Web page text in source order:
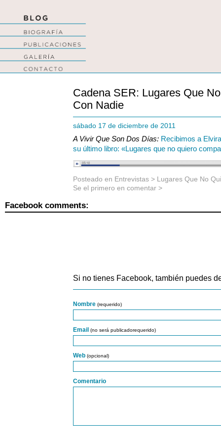
Cadena SER: Lugares Que
Con Nadie
sábado 17 de diciembre de 2011
A Vivir Que Son Dos Días: Recibimos a
su último libro: «Lugares que no quiero
Posteado en Entrevistas > Lugares Que No
Se el primero en comentar >
Facebook comments:
Si no tienes Facebook, también puedes
Nombre (requerido)
Email (no será publicadorequerido)
Web (opcional)
Comentario